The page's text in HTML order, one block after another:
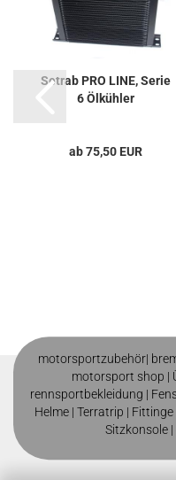
Setrab PRO LINE, Serie
6 Ölkühler
ab 75,50 EUR
motorsportzubehör|
motorsport shop |
rennsportbekleidung |
Helme | Terratrip | Fittinge
Sitzkonsole |